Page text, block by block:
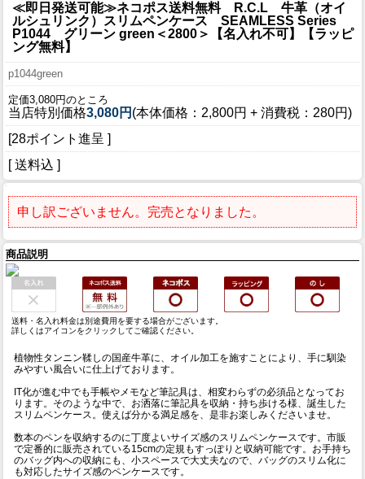
≪即日発送可能≫ネコポス送料無料 R.C.L 牛革（オイ
ルシュリンク）スリムペンケース SEAMLESS Series
P1044 グリーン green＜2800＞【名入れ不可】【ラッピ
ング無料】
p1044green
定価3,080円のところ
当店特別価格3,080円 (本体価格：2,800円 + 消費税：280円)
[28ポイント進呈 ]
[ 送料込 ]
申し訳ございません。完売となりました。
商品説明
送料・名入れ料金は別途費用を要する場合がございます。
詳しくはアイコンをクリックしてご確認ください。
植物性タンニン鞣しの国産牛革に、オイル加工を施すことにより、手に馴染
みやすい風合いに仕上げております。
IT化が進む中でも手帳やメモなど筆記具は、相変わらずの必須品となってお
ります。そのような中で、お洒落に筆記具を収納・持ち歩ける様、誕生した
スリムペンケース。使えば分かる満足感を、是非お楽しみくださいませ。
数本のペンを収納するのに丁度よいサイズ感のスリムペンケースです。市販
で定番的に販売されている15cmの定規もすっぽりと収納可能です。お手持ち
のバッグ内への収納にも、小スペースで大丈夫なので、バッグのスリム化に
も対応したサイズ感のペンケースです。